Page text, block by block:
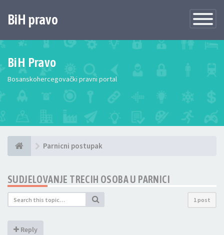
Toggle
BiH pravo
BiH Pravo
Bosanskohercegovački pravni portal
Parnicni postupak
SUDJELOVANJE TRECIH OSOBA U PARNICI
1 post
Reply